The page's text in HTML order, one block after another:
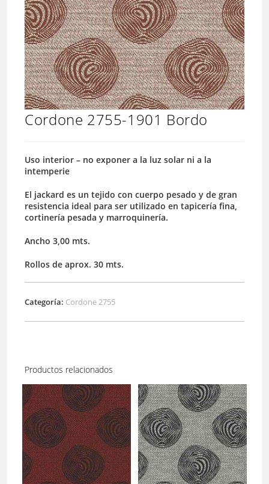
Cordone 2755-1901 Bordo
Uso interior – no exponer a la luz solar ni a la
intemperie
El jackard es un tejido con cuerpo pesado y de gran
resistencia ideal para ser utilizado en tapicería fina,
cortinería pesada y marroquinería.
Ancho 3,00 mts.
Rollos de aprox. 30 mts.
Categoría: Cordone 2755
Productos relacionados